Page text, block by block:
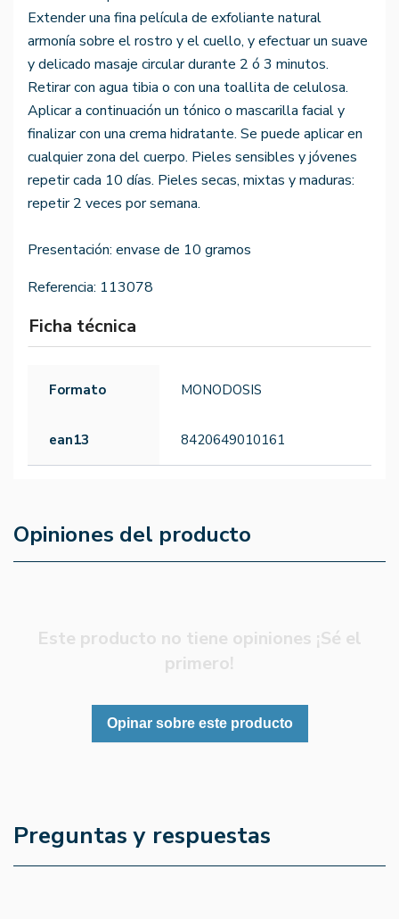
Extender una fina película de exfoliante natural
armonía sobre el rostro y el cuello, y efectuar un suave
y delicado masaje circular durante 2 ó 3 minutos.
Retirar con agua tibia o con una toallita de celulosa.
Aplicar a continuación un tónico o mascarilla facial y
finalizar con una crema hidratante. Se puede aplicar en
cualquier zona del cuerpo. Pieles sensibles y jóvenes
repetir cada 10 días. Pieles secas, mixtas y maduras:
repetir 2 veces por semana.
Presentación: envase de 10 gramos
Referencia: 113078
Ficha técnica
Formato MONODOSIS
ean13 8420649010161
Opiniones del producto
Este producto no tiene opiniones ¡Sé el
primero!
Opinar sobre este producto
Preguntas y respuestas